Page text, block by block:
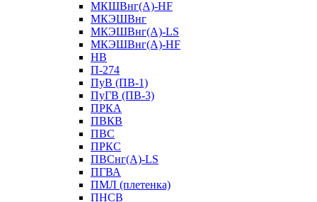
МКШВнг(А)-HF
МКЭШВнг
МКЭШВнг(А)-LS
МКЭШВнг(А)-HF
НВ
П-274
ПуВ (ПВ-1)
ПуГВ (ПВ-3)
ПРКА
ПВКВ
ПВС
ПРКС
ПВСнг(А)-LS
ПГВА
ПМЛ (плетенка)
ПНСВ